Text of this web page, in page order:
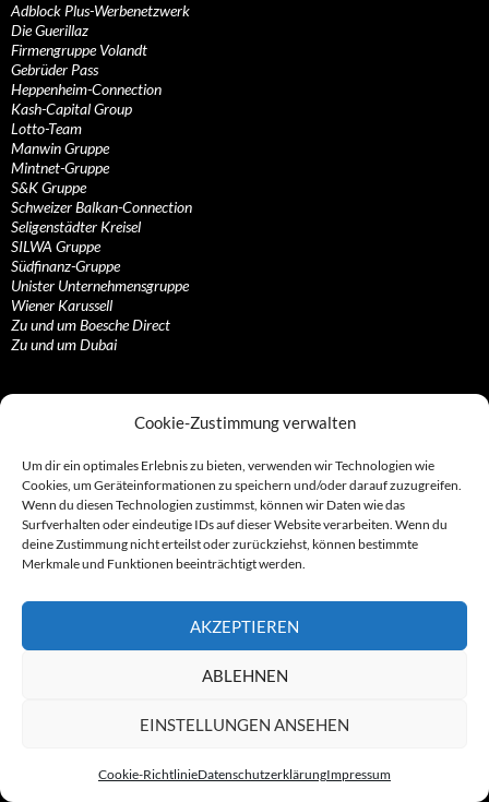
Cookie-Zustimmung verwalten
Um dir ein optimales Erlebnis zu bieten, verwenden wir Technologien wie
Cookies, um Geräteinformationen zu speichern und/oder darauf zuzugreifen.
Wenn du diesen Technologien zustimmst, können wir Daten wie das
Surfverhalten oder eindeutige IDs auf dieser Website verarbeiten. Wenn du
deine Zustimmung nicht erteilst oder zurückziehst, können bestimmte
Merkmale und Funktionen beeinträchtigt werden.
AKZEPTIEREN
ABLEHNEN
EINSTELLUNGEN ANSEHEN
Cookie-RichtlinieDatenschutzerklärungImpressum
Adblock Plus-Werbenetzwerk
Die Guerillaz
Firmengruppe Volandt
Gebrüder Pass
Heppenheim-Connection
Kash-Capital Group
Lotto-Team
Manwin Gruppe
Mintnet-Gruppe
S&K Gruppe
Schweizer Balkan-Connection
Seligenstädter Kreisel
SILWA Gruppe
Südfinanz-Gruppe
Unister Unternehmensgruppe
Wiener Karussell
Zu und um Boesche Direct
Zu und um Dubai
Konstrukte rund um die Nutzlosbranche
Alexander Hennig
Christian Müller
Daniel Rosenke
Die „Dialermafia“
Die B2Bler
Die Cybertainer
Die Isselburger
Frankfurter Kreisel
Malaysischer-Ableger
Münchener Ableger